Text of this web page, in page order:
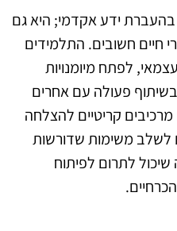
ידע אקדמי; היא גם
חיים חשובים. התלמידים
לפתח מיומנויות
פעולה עם אחרים
קריטיים להצלחה
לשלב משימות שדורשות
לתרום לפיתוח